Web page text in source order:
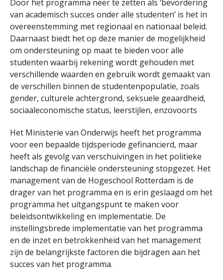
Door het programma neer te zetten als ‘bevordering
van academisch succes onder alle studenten’ is het in
overeenstemming met regionaal en nationaal beleid.
Daarnaast biedt het op deze manier de mogelijkheid
om ondersteuning op maat te bieden voor alle
studenten waarbij rekening wordt gehouden met
verschillende waarden en gebruik wordt gemaakt van
de verschillen binnen de studentenpopulatie, zoals
gender, culturele achtergrond, seksuele geaardheid,
sociaaleconomische status, leerstijlen, enzovoorts
Het Ministerie van Onderwijs heeft het programma
voor een bepaalde tijdsperiode gefinancierd, maar
heeft als gevolg van verschuivingen in het politieke
landschap de financiële ondersteuning stopgezet. Het
management van de Hogeschool Rotterdam is de
drager van het programma en is erin geslaagd om het
programma het uitgangspunt te maken voor
beleidsontwikkeling en implementatie. De
instellingsbrede implementatie van het programma
en de inzet en betrokkenheid van het management
zijn de belangrijkste factoren die bijdragen aan het
succes van het programma.